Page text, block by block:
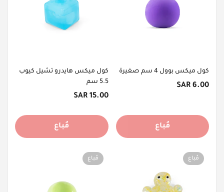
كول ميكس بوول 4 سم صغيرة
السعر
6.00 SAR
مُباع
كول ميكس هايدرو تشيل كيوب
5.5 سم
السعر
15.00 SAR
مُباع
مُباع مُباع